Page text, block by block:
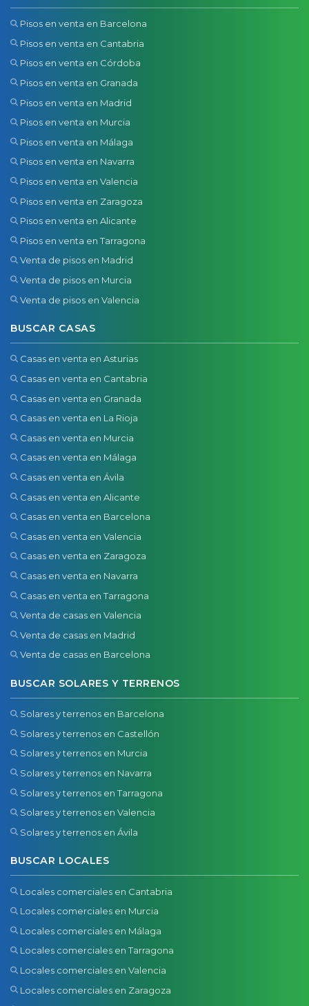
Pisos en venta en Barcelona
Pisos en venta en Cantabria
Pisos en venta en Córdoba
Pisos en venta en Granada
Pisos en venta en Madrid
Pisos en venta en Murcia
Pisos en venta en Málaga
Pisos en venta en Navarra
Pisos en venta en Valencia
Pisos en venta en Zaragoza
Pisos en venta en Alicante
Pisos en venta en Tarragona
Venta de pisos en Madrid
Venta de pisos en Murcia
Venta de pisos en Valencia
BUSCAR CASAS
Casas en venta en Asturias
Casas en venta en Cantabria
Casas en venta en Granada
Casas en venta en La Rioja
Casas en venta en Murcia
Casas en venta en Málaga
Casas en venta en Ávila
Casas en venta en Alicante
Casas en venta en Barcelona
Casas en venta en Valencia
Casas en venta en Zaragoza
Casas en venta en Navarra
Casas en venta en Tarragona
Venta de casas en Valencia
Venta de casas en Madrid
Venta de casas en Barcelona
BUSCAR SOLARES Y TERRENOS
Solares y terrenos en Barcelona
Solares y terrenos en Castellón
Solares y terrenos en Murcia
Solares y terrenos en Navarra
Solares y terrenos en Tarragona
Solares y terrenos en Valencia
Solares y terrenos en Ávila
BUSCAR LOCALES
Locales comerciales en Cantabria
Locales comerciales en Murcia
Locales comerciales en Málaga
Locales comerciales en Tarragona
Locales comerciales en Valencia
Locales comerciales en Zaragoza